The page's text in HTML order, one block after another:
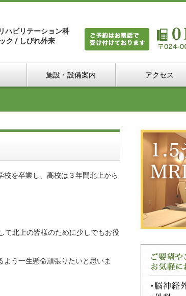
ハビリテーション科
ク / しびれ外来
施設・設備案内 アクセス
を卒業し、高校は３年間北上から
て北上の皆様のために少しでもお役
う一生懸命頑張りたいと思いま